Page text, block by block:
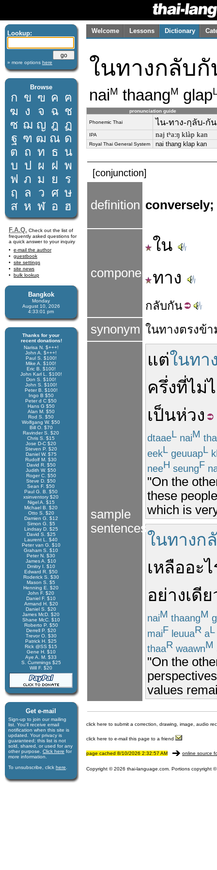
Lookup:
» more options here
Browse
ก ข ฃ ค ฅ
ฆ ง จ ฉ ช
ซ ฌ ญ ฎ ฏ
ฐ ฑ ฒ ณ ด
ต ถ ท ธ น
บ ป ผ ฝ พ
ฟ ภ ม ย
ร
ฤ
ล ว ศ ษ
ส ห ฬ อ ฮ
F.A.Q. Check out the list of
frequently asked questions for
a quick answer to your inquiry
e-mail the author
guestbook
site settings
site news
bulk lookup
Bangkok
Monday
August 10, 2026
4:33:01 pm
Thanks for your
recent donations!
Narisa N. $+++!
John A. $+++!
Paul S. $100!
Mike A. $100!
Eric B. $100!
John Karl L. $100!
Don S. $100!
John S. $100!
Peter B. $100!
Ingo B $50
Peter d C $50
Hans G $50
Alan M. $50
Rod S. $50
Wolfgang W. $50
Bill O. $70
Ravinder S. $20
Chris S. $15
Jose D-C $20
Steven P. $20
Daniel W. $75
Rudolf M. $30
David R. $50
Judith W. $50
Roger C. $50
Steve D. $50
Sean F. $50
Paul G. B. $50
xsinventory $20
Nigel A. $15
Michael B. $20
Otto S. $20
Damien G. $12
Simon G. $5
Lindsay D. $25
David S. $25
Laurent L. $40
Peter van G. $10
Graham S. $10
Peter N. $30
James A. $10
Dmitry I. $10
Edward R. $50
Roderick S. $30
Mason S. $5
Henning E. $20
John F. $20
Daniel F. $10
Armand H. $20
Daniel S. $20
James McD. $20
Shane McC. $10
Roberto P. $50
Derrell P. $20
Trevor O. $30
Patrick H. $25
Rick @SS $15
Gene H. $10
Aye A. M. $33
S. Cummings $25
Will F. $20
Get e-mail
Sign-up to join our mail­ing
list. You'll receive e­mail
notification when this site is
updated. Your privacy is
guaran­teed; this list is not
sold, shared, or used for any
other purpose. Click here for
more infor­mation.
To unsubscribe, click here
Welcome Lessons Dictionary
ในทางกลับ
naiM thaangM glap
pronunciation guide
Phonemic Thai ไน-ทาง-กฺลับ-กัน
IPA naj tʰaːŋ klàp kan
Royal Thai General System nai thang klap kan
[conjunction]
definition
components
ใน
ทาง
กลับกัน
synonym ในทางตรงข้า
sample
sentences
แต่ในทา
ครึ่งที่ไม่
เป็นห่วง
dtaaeL naiM
eekL geuuapL
neeH seungF
"On the
these
which is
ในทางก
เหลืออะไ
อย่างเดีย
naiM thaangM
maiF leuuaR aL
thaaR waawnM
"On the
values
click here to submit a correction, drawing, image, audio
click here to e-mail this page to a friend
page cached 8/10/2026 2:32:57 AM online source
Copyright © 2026 thai-language.com. Portions copyright